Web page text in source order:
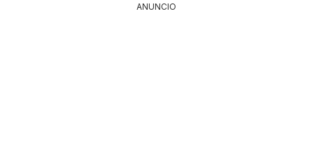
ANUNCIO